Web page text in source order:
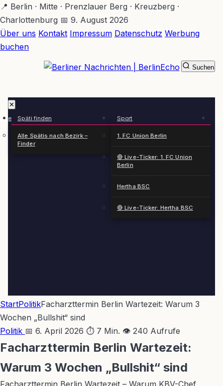
Zum
Hauptinhalt
springen
📍 Berlin · Mitte · Prenzlauer Berg · Kreuzberg ·
Charlottenburg 📅 9. August 2026
Über uns Kontakt Impressum Datenschutz Werbung
buchen
✕
Späti finden
Alle Spätis nach Bezirk –
Finder
Sport
1. FC Union Berlin
🔴 Live-Ticker: 1. FC Union
Berlin
Hertha BSC
🔴 Live-Ticker: Hertha BSC
Suchen
StartPolitikFacharzttermin Berlin Wartezeit: Warum 3
Wochen „Bullshit“ sind
Politik 📅 6. April 2026 ⏱ 7 Min. 👁 240 Aufrufe
Facharzttermin Berlin Wartezeit:
Warum 3 Wochen „Bullshit“ sind
Facharzttermin Berlin Wartezeit – Warum KBV-Chef